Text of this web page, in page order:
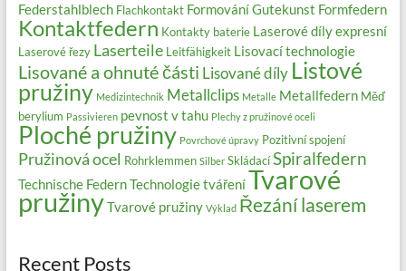
Federstahlblech Flachkontakt FormováníGutekunst Formfedern
Kontaktfedern Kontakty baterie Laserové díly expresní
Laserové řezy Laserteile Leitfähigkeit Lisovací technologie
Lisované a ohnuté části Lisované díly Listové
pružiny Medizintechnik Metallclips Metalle Metallfedern Měď
berylium Passivieren pevnost v tahu Plechy z pružinové oceli
Ploché pružiny Povrchové úpravy Pozitivní spojení
Pružinová ocel Rohrklemmen Silber Skládací Spiralfedern
Technische FedernTechnologie tvářeníTvarové
pružinyTvarové pružiny Výklad Řezání laserem
Recent Posts